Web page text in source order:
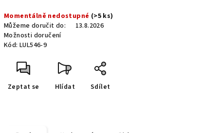
cena:
Momentálně nedostupné (>5 ks)
Můžeme doručit do:
13.8.2026
Možnosti doručení
Kód: LUL546-9
Zeptat se Hlídat Sdílet